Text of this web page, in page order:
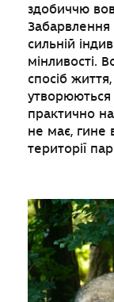
здобиччю
Забарвлення
сильній
мінливості.
спосіб
утворюються
практично
не має, гине
території